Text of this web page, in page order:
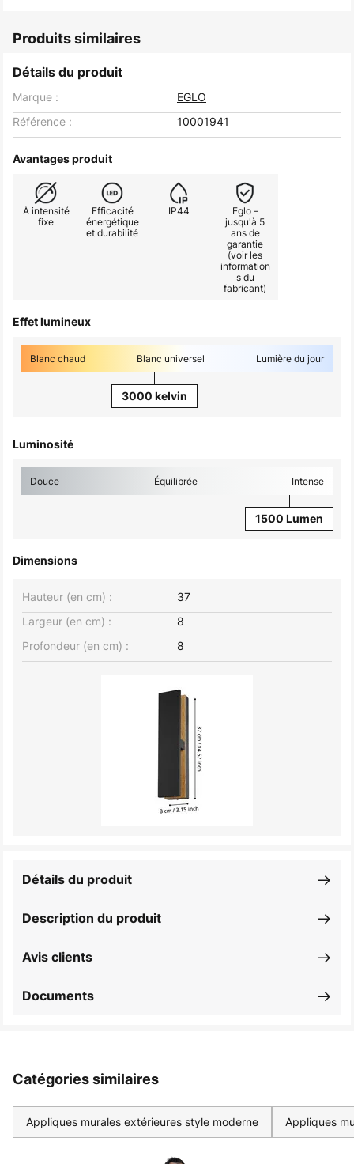
Produits similaires
Détails du produit
Marque :
EGLO
Référence :
10001941
Avantages produit
À intensité
fixe
Efficacité
énergétique
et durabilité
IP44
Eglo –
jusqu'à 5
ans de
garantie
(voir les
information
s du
fabricant)
Effet lumineux
Blanc chaud Blanc universel Lumière du jour
3000 kelvin
Luminosité
Douce Équilibrée Intense
1500 Lumen
Dimensions
Largeur (en cm) : 8
Hauteur (en cm) : 37
Profondeur (en cm) : 8
Description du produit
Détails du produit
Avis clients
Documents
Catégories similaires
Appliques murales extérieures style moderne Appliques